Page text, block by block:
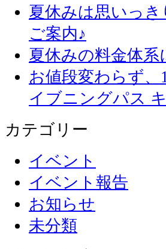
夏休みは思いっ
ご案内♪
夏休みの料金体
お値段変わ
イブニングパス
カテゴリー
イベント
イベント報告
お知らせ
未分類